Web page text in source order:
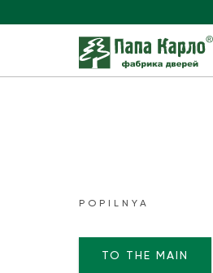
POPILNYA
TO THE MAIN